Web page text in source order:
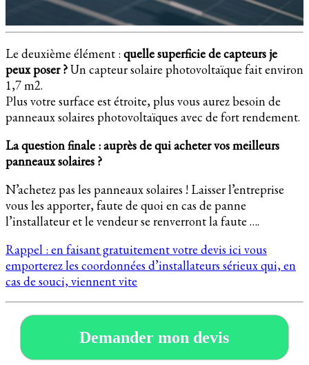
Le deuxième élément : quelle superficie de capteurs je
peux poser ?Un capteur solaire photovoltaïque fait environ
1,7 m2.
Plus votre surface est étroite, plus vous aurez besoin de
panneaux solaires photovoltaïques avec de fort rendement.
La question finale : auprès de qui acheter vos meilleurs
panneaux solaires ?
N’achetez pas les panneaux solaires ! Laisser l’entreprise
vous les apporter, faute de quoi en cas de panne
l’installateur et le vendeur se renverront la faute ….
Rappel : en faisant gratuitement votre devis ici vous
emporterez les coordonnées d’installateurs sérieux qui, en
cas de souci, viennent vite
Demander mon devis